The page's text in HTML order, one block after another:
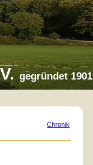
gegründet 1901
Chronik